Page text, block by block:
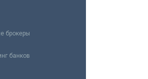
брокеры
банков